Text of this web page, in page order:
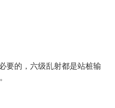
的，六级乱射都是站桩输